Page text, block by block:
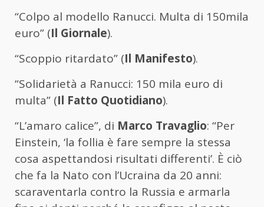
“Colpo al modello Ranucci. Multa di 150mila
euro” (Il Giornale).
“Scoppio ritardato” (Il Manifesto).
“Solidarietà a Ranucci: 150 mila euro di
multa” (Il Fatto Quotidiano).
“L’amaro calice”, di Marco Travaglio: “Per
Einstein, ‘la follia è fare sempre la stessa
cosa aspettandosi risultati differenti’. È ciò
che fa la Nato con l’Ucraina da 20 anni:
scaraventarla contro la Russia e armarla